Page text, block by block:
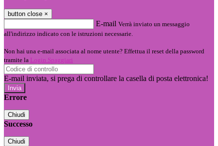
button close ×
E-mail Verrà inviato un messaggio
all'indirizzo indicato con le istruzioni necessarie.
Non hai una e-mail associata al nome utente? Effettua il reset della password
tramite la Login Spaggiari
E-mail inviata, si prega di controllare la casella di posta elettronica!
Errore
Chiudi
Successo
Chiudi